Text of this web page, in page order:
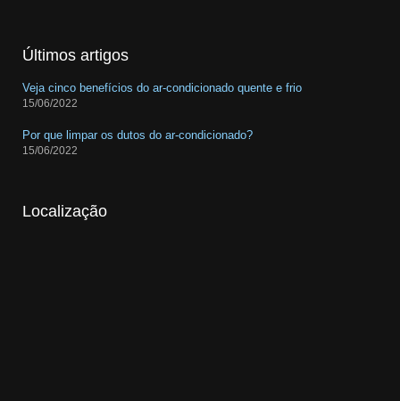
Últimos artigos
Veja cinco benefícios do ar-condicionado quente e frio
15/06/2022
Por que limpar os dutos do ar-condicionado?
15/06/2022
Localização